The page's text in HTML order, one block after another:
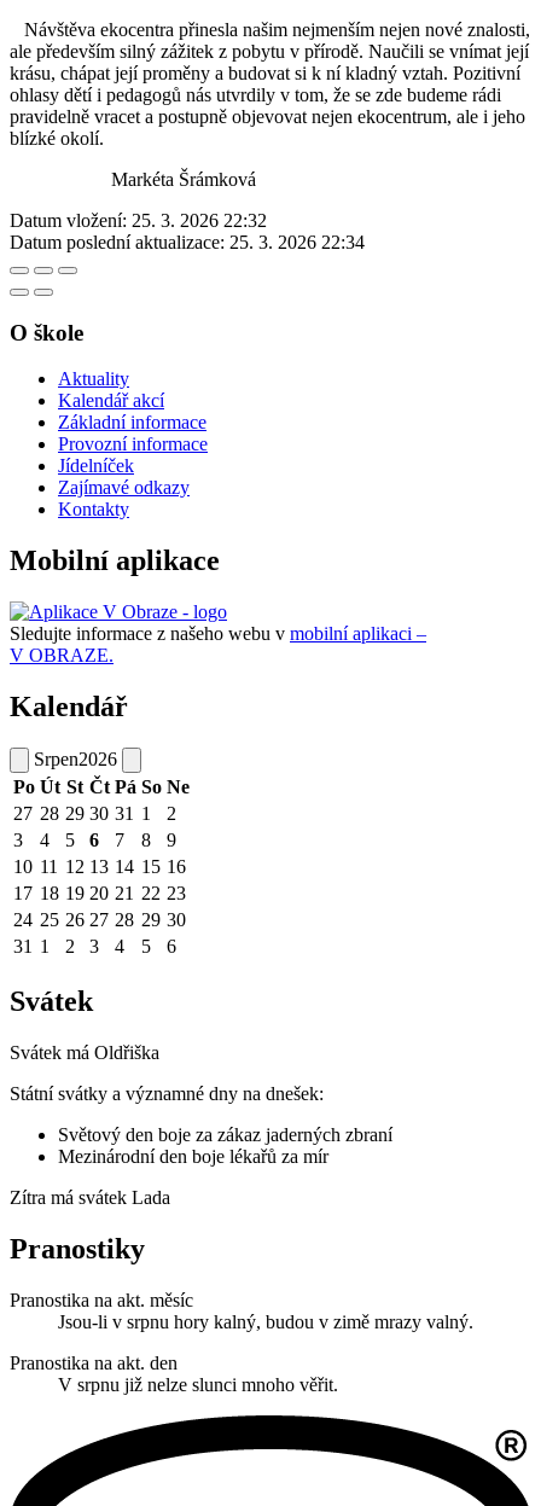
Návštěva ekocentra přinesla našim nejmenším nejen nové znalosti,
ale především silný zážitek z pobytu v přírodě. Naučili se vnímat její
krásu, chápat její proměny a budovat si k ní kladný vztah. Pozitivní
ohlasy dětí i pedagogů nás utvrdily v tom, že se zde budeme rádi
pravidelně vracet a postupně objevovat nejen ekocentrum, ale i jeho
blízké okolí.
Markéta Šrámková
Datum vložení: 25. 3. 2026 22:32
Datum poslední aktualizace: 25. 3. 2026 22:34
O škole
Aktuality
Kalendář akcí
Základní informace
Provozní informace
Jídelníček
Zajímavé odkazy
Kontakty
Mobilní aplikace
Sledujte informace z našeho webu v mobilní aplikaci –
V OBRAZE.
Kalendář
Srpen2026
Po Út St Čt Pá So Ne
27 28 29 30 31 1
2
3
4 5 6 7 8
9
10 11 12 13 14 15 16
17 18 19 20 21 22 23
24 25 26 27 28 29 30
31 1 2 3 4 5 6
Svátek
Svátek má Oldřiška
Státní svátky a významné dny na dnešek:
Světový den boje za zákaz jaderných zbraní
Mezinárodní den boje lékařů za mír
Zítra má svátek Lada
Pranostiky
Pranostika na akt. měsíc
Jsou-li v srpnu hory kalný, budou v zimě mrazy valný.
Pranostika na akt. den
V srpnu již nelze slunci mnoho věřit.